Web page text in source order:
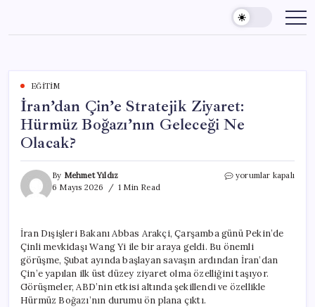
content
EĞITIM
İran’dan Çin’e Stratejik Ziyaret:
Hürmüz Boğazı’nın Geleceği Ne
Olacak?
By Mehmet Yıldız
6 Mayıs 2026
1 Min Read
İran’dan
Boğazı’nın
Geleceği
Ne
Olacak?
için
yorumlar kapalı
İran Dışişleri Bakanı Abbas Arakçi, Çarşamba günü Pekin’de
Çinli mevkidaşı Wang Yi ile bir araya geldi. Bu önemli
görüşme, Şubat ayında başlayan savaşın ardından İran’dan
Çin’e yapılan ilk üst düzey ziyaret olma özelliğini taşıyor.
Görüşmeler, ABD’nin etkisi altında şekillendi ve özellikle
Hürmüz Boğazı’nın durumu ön plana çıktı.